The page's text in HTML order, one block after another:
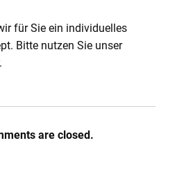
für Sie ein individuelles
Bitte nutzen Sie unser
.
are closed.